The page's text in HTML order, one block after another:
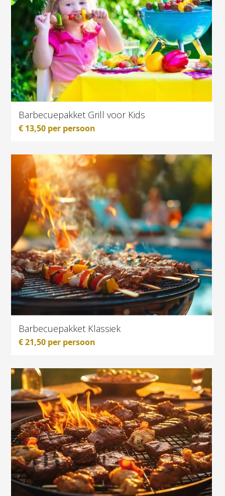
arrow
access
the
carousel
navigation
buttons
Barbecuepakket Grill voor Kids
€ 13,50 per persoon
Barbecuepakket Klassiek
€21,50 per persoon